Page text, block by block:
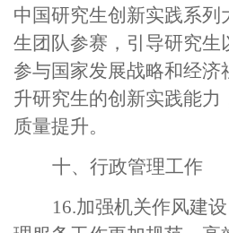
中国研究生创新实践系列
生团队参赛，引导研究生
参与国家发展战略和经济
升研究生的创新实践能力
质量提升。
十、行政管理工作
16.加强机关作风建